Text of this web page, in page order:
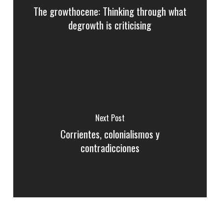
The growthocene: Thinking through what
degrowth is criticising
Next Post
Corrientes, colonialismos y
contradicciones